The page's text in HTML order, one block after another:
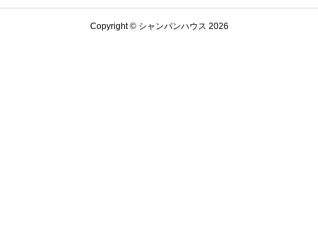
Copyright © シャンパンハウス 2026